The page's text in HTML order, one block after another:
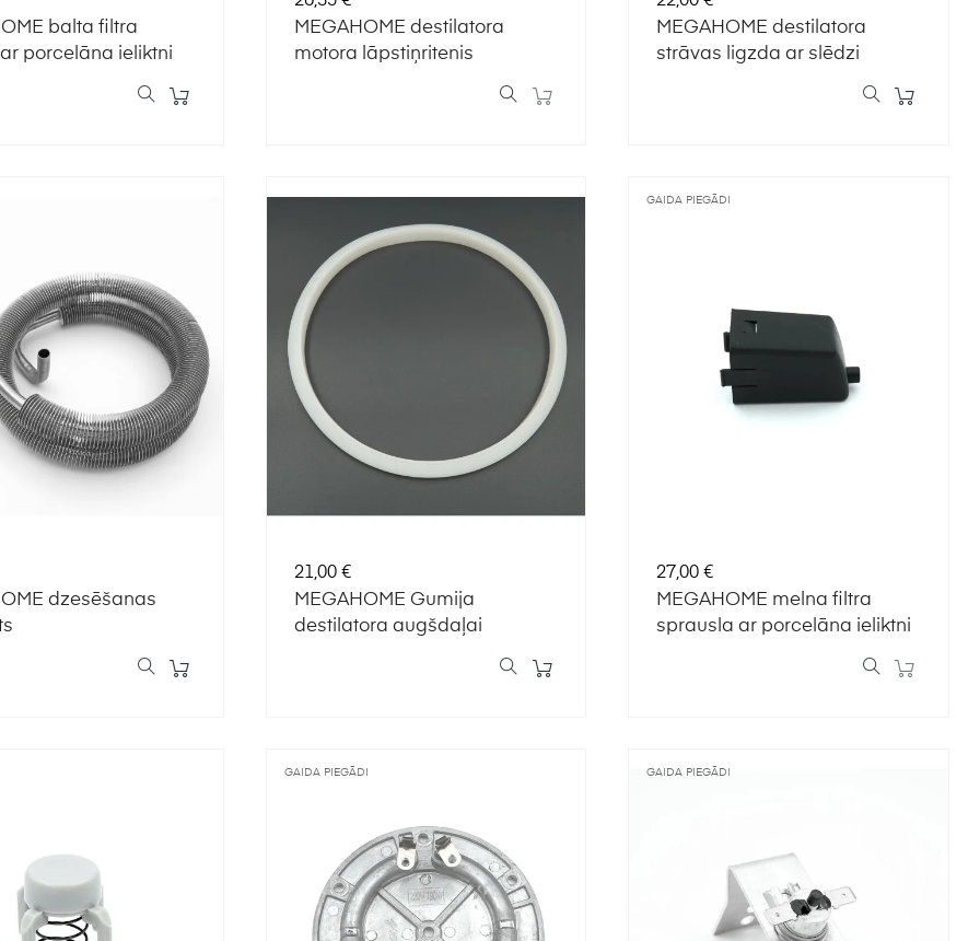
balta filtra
porcelāna ieliktni
MEGAHOME destilatora
motora lāpstiņritenis
MEGAHOME destilatora
strāvas ligzda ar slēdzi
dzesēšanas
Cena
21,00 €
MEGAHOME Gumija
destilatora augšdaļai
GAIDA PIEGĀDI
Cena
27,00 €
MEGAHOME melna filtra
sprausla ar porcelāna ieliktni
GAIDA PIEGĀDI GAIDA PIEGĀDI